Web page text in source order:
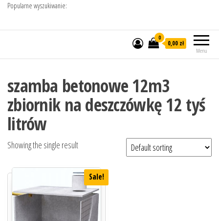
Popularne wyszukiwanie:
Menu
0
0,00 zł
szamba betonowe 12m3
zbiornik na deszczówkę 12 tyś
litrów
Showing the single result
Sale!